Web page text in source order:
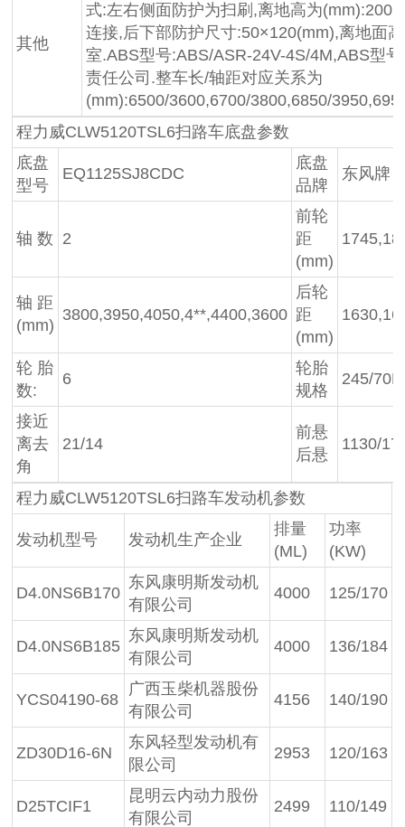
其他
式:左右侧面防护为扫刷,离地高为(mm):200,
连接,后下部防护尺寸:50×120(mm),离地面
室.ABS型号:ABS/ASR-24V-4S/4M,ABS型
责任公司.整车长/轴距对应关系为
(mm):6500/3600,6700/3800,6850/
程力威CLW5120TSL6扫路车底盘参数
底盘
型号
EQ1125SJ8CDC
底盘
品牌
东风牌
轴 数 2
前轮
距
(mm)
轴 距
(mm)
3800,3950,4050,4**,4400,3600
后轮
距
(mm)
轮 胎
数:
6
轮胎
规格
245/
接近
离去
角
21/14
前悬
后悬
1130/
程力威CLW5120TSL6扫路车发动机参数
发动机型号 发动机生产企业
排量
(ML)
功率
(KW)
D4.0NS6B170
东风康明斯发动机
有限公司
4000 125/170
D4.0NS6B185
东风康明斯发动机
有限公司
4000 136/184
YCS04190-68
广西玉柴机器股份
有限公司
4156 140/190
ZD30D16-6N
东风轻型发动机有
限公司
2953 120/163
D25TCIF1
昆明云内动力股份
有限公司
2499 110/149